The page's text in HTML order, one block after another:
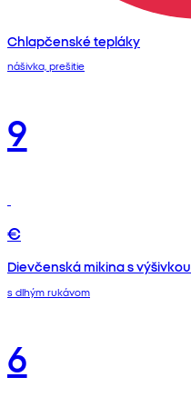
Chlapčenské tepláky
nášivka, prešitie
9
€
Dievčenská mikina s výšivkou
s dlhým rukávom
6